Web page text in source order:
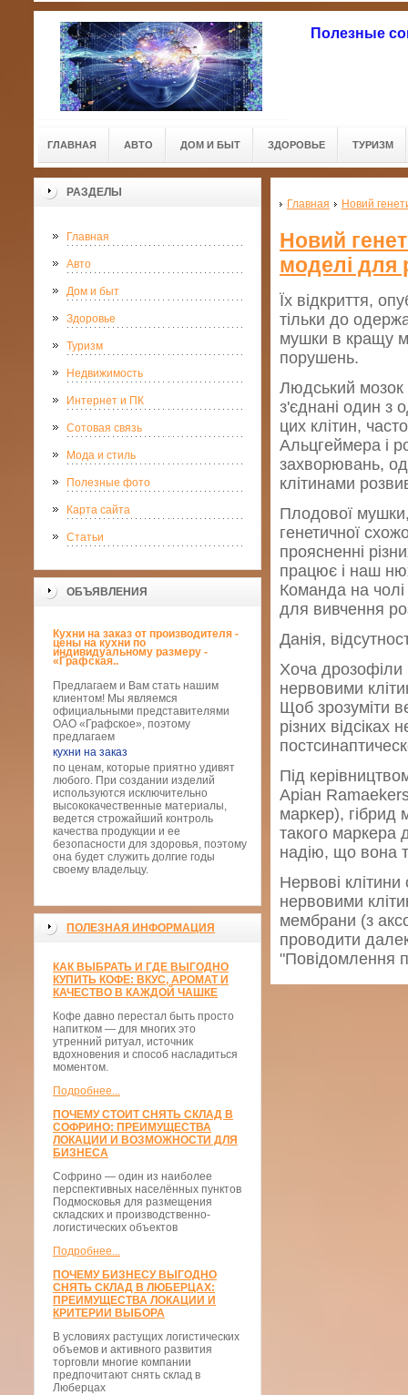
Полезные
ГЛАВНАЯ АВТО ДОМ И БЫТ ЗДОРОВЬЕ ТУРИЗМ
РАЗДЕЛЫ
Главная
Авто
Дом и быт
Здоровье
Туризм
Недвижимость
Интернет и ПК
Сотовая связь
Мода и стиль
Полезные фото
Карта сайта
Статьи
ОБЪЯВЛЕНИЯ
Кухни на заказ от производителя -
цены на кухни по
индивидуальному размеру -
«Графская..
Предлагаем и Вам стать нашим
клиентом! Мы являемся
официальными представителями
ОАО «Графское», поэтому
предлагаем
кухни на заказ
по ценам, которые приятно удивят
любого. При создании изделий
используются исключительно
высококачественные материалы,
ведется строжайший контроль
качества продукции и ее
безопасности для здоровья, поэтому
она будет служить долгие годы
своему владельцу.
ПОЛЕЗНАЯ ИНФОРМАЦИЯ
КАК ВЫБРАТЬ И ГДЕ ВЫГОДНО
КУПИТЬ КОФЕ: ВКУС, АРОМАТ И
КАЧЕСТВО В КАЖДОЙ ЧАШКЕ
Кофе давно перестал быть просто
напитком — для многих это
утренний ритуал, источник
вдохновения и способ насладиться
моментом.
Подробнее...
ПОЧЕМУ СТОИТ СНЯТЬ СКЛАД В
СОФРИНО: ПРЕИМУЩЕСТВА
ЛОКАЦИИ И ВОЗМОЖНОСТИ ДЛЯ
БИЗНЕСА
Софрино — один из наиболее
перспективных населённых пунктов
Подмосковья для размещения
складских и производственно-
логистических объектов
Подробнее...
ПОЧЕМУ БИЗНЕСУ ВЫГОДНО
СНЯТЬ СКЛАД В ЛЮБЕРЦАХ:
ПРЕИМУЩЕСТВА ЛОКАЦИИ И
КРИТЕРИИ ВЫБОРА
В условиях растущих логистических
объемов и активного развития
торговли многие компании
предпочитают снять склад в
Люберцах
Главная Новий
Новий
моделі для
Їх відкриття,
тільки до
мушки в кращу
порушень.
Людський мозок
з'єднані один з
цих клітин,
Альцгеймера і
захворювань,
клітинами
Плодової
генетичної
проясненні
працює і наш
Команда на
для вивчення
Данія,
Хоча дрозофіли
нервовими
Щоб зрозуміти
різних відсіках
Під
Аріан
маркер), гібрид
такого маркера
надію, що вона
Нервові
нервовими
мембрани (з
проводити
"Повідомлення